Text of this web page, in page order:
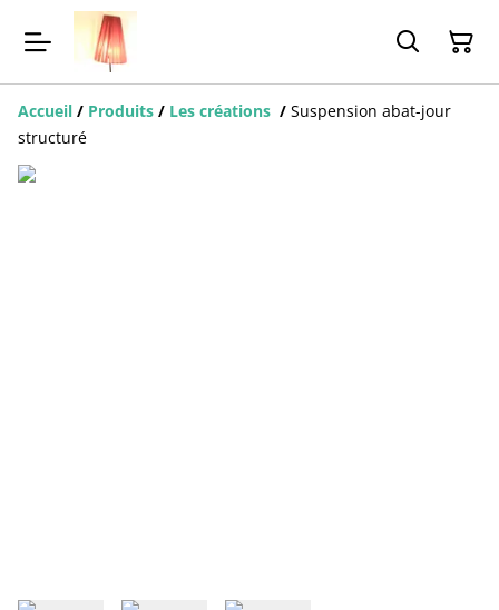
Accueil / Produits / Les créations / Suspension abat-jour
structuré